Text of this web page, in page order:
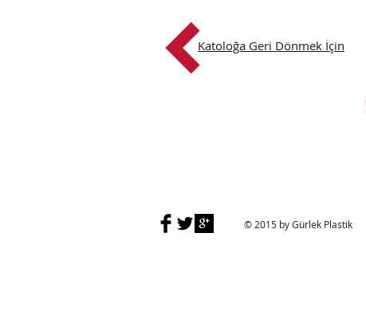
Katoloğa Geri Dönmek İçin
© 2015 by Gürlek Plastik